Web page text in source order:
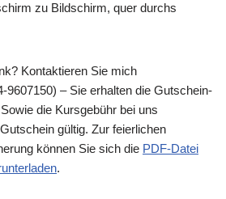
zu Bildschirm, quer durchs
Kontaktieren Sie mich
9607150) – Sie erhalten die Gutschein-
die Kursgebühr bei uns
gültig. Zur feierlichen
können Sie sich die PDF-Datei
.